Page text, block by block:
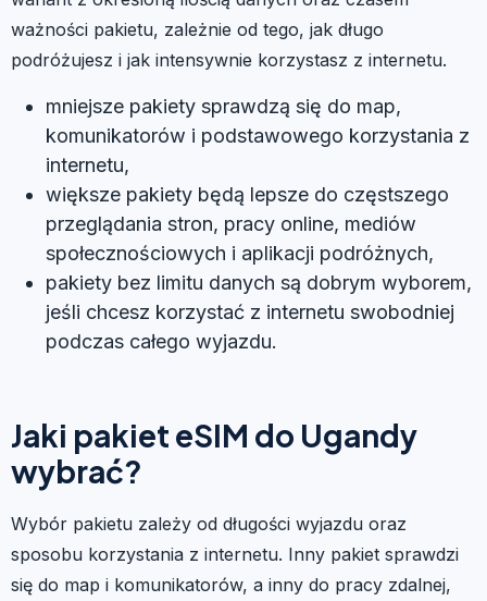
ważności pakietu, zależnie od tego, jak długo
podróżujesz i jak intensywnie korzystasz z internetu.
mniejsze pakiety sprawdzą się do map,
komunikatorów i podstawowego korzystania z
internetu,
większe pakiety będą lepsze do częstszego
przeglądania stron, pracy online, mediów
społecznościowych i aplikacji podróżnych,
pakiety bez limitu danych są dobrym wyborem,
jeśli chcesz korzystać z internetu swobodniej
podczas całego wyjazdu.
Jaki pakiet eSIM do Ugandy
wybrać?
Wybór pakietu zależy od długości wyjazdu oraz
sposobu korzystania z internetu. Inny pakiet sprawdzi
się do map i komunikatorów, a inny do pracy zdalnej,